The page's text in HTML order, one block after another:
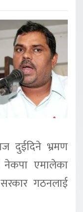
दुईदिने भ्रमण
एमालेका
गठनलाई